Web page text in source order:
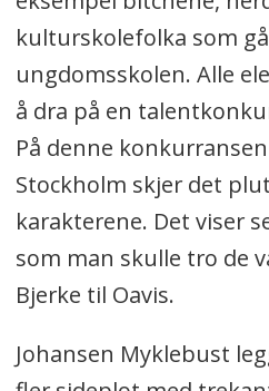
kulturskolefolka som
ungdomsskolen. Alle
å dra på en
På denne
Stockholm skjer det
karakterene. Det viser
som man skulle tro de
Bjerke til Oavis.
Johansen Myklebust